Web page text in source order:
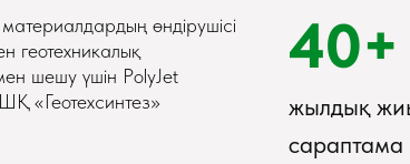
өндірушісі
геотехникалық
шешу үшін РolyJet
«Геотехсинтез»
жылдық
сараптама
40+